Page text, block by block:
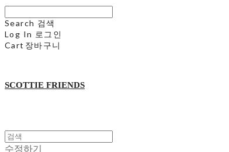
Search 검색
Log In 로그인
Cart 장바구니
SCOTTIE FRIENDS
수정하기